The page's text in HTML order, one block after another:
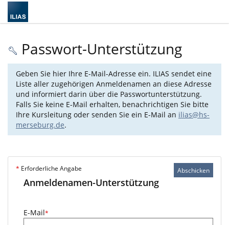
Passwort-Unterstützung
Geben Sie hier Ihre E-Mail-Adresse ein. ILIAS sendet eine
Liste aller zugehörigen Anmeldenamen an diese Adresse
und informiert darin über die Passwortunterstützung.
Falls Sie keine E-Mail erhalten, benachrichtigen Sie bitte
Ihre Kursleitung oder senden Sie ein E-Mail an ilias@hs-
merseburg.de.
Abschicken
* Erforderliche Angabe
Anmeldenamen-Unterstützung
E-Mail*